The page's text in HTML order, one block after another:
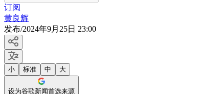
订阅
黄良辉
发布/2024年9月25日 23:00
小 标准 中 大
设为谷歌新闻首选来源